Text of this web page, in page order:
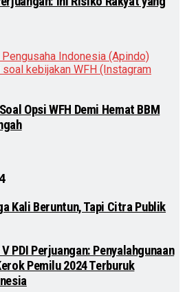
Opsi WFH Demi Hemat BBM
Kali Beruntun, Tapi Citra Publik
PDI Perjuangan: Penyalahgunaan
Pemilu 2024 Terburuk